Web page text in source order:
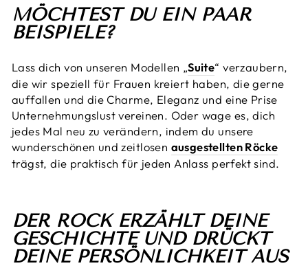
MÖCHTEST DU EIN PAAR
BEISPIELE?
Lass dich von unseren Modellen „Suite“ verzaubern,
die wir speziell für Frauen kreiert haben, die gerne
auffallen und die Charme, Eleganz und eine Prise
Unternehmungslust vereinen. Oder wage es, dich
jedes Mal neu zu verändern, indem du unsere
wunderschönen und zeitlosen ausgestellten Röcke
trägst, die praktisch für jeden Anlass perfekt sind.
DER ROCK ERZÄHLT DEINE
GESCHICHTE UND DRÜCKT
DEINE PERSÖNLICHKEIT AUS